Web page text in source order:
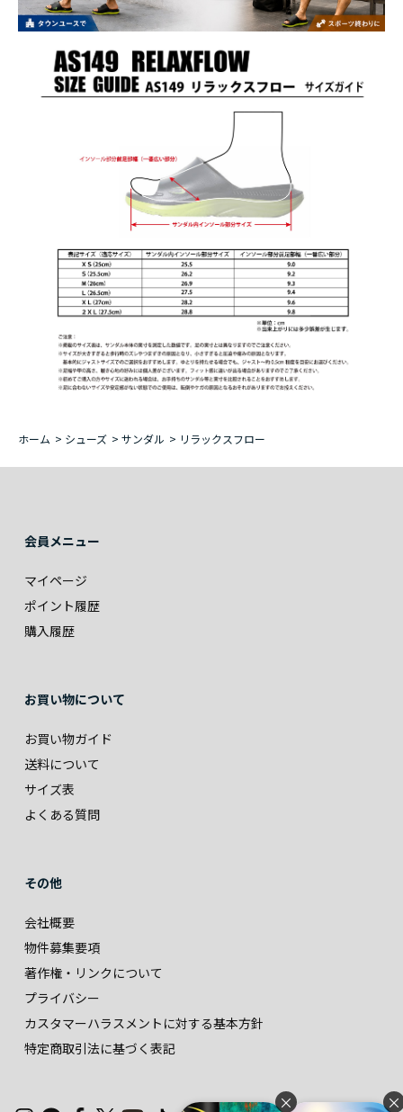
× ×
ホーム > シューズ > サンダル > リラックスフロー
会員メニュー
マイページ
ポイント履歴
購入履歴
お買い物について
お買い物ガイド
送料について
サイズ表
よくある質問
その他
会社概要
物件募集要項
著作権・リンクについて
プライバシー
カスタマーハラスメントに対する基本方針
特定商取引法に基づく表記